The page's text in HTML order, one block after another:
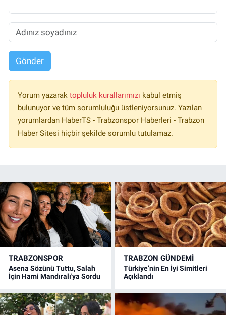
Gönder
Yorum yazarak topluluk kurallarımızı kabul etmiş
bulunuyor ve tüm sorumluluğu üstleniyorsunuz. Yazılan
yorumlardan HaberTS - Trabzonspor Haberleri - Trabzon
Haber Sitesi hiçbir şekilde sorumlu tutulamaz.
TRABZONSPOR
Asena Sözünü Tuttu, Salah
İçin Hami Mandıralı'ya Sordu
TRABZON GÜNDEMİ
Türkiye’nin En İyi Simitleri
Açıklandı